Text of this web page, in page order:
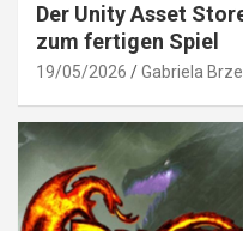
Der Unity Asset
zum fertigen Spiel
19/05/2026 Gabriela